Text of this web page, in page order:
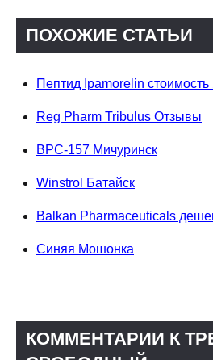
ПОХОЖИЕ СТАТЬИ
Пептид Ipamorelin стоимость
Reg Pharm Tribulus Отзывы
BPC-157 Мичуринск
Winstrol Батайск
Balkan Pharmaceuticals
Синяя Мошонка
КОММЕНТАРИИ К